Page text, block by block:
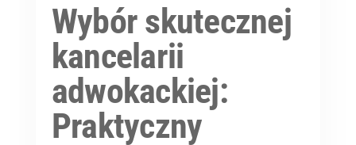
Wybór skutecznej
kancelarii
adwokackiej:
Praktyczny